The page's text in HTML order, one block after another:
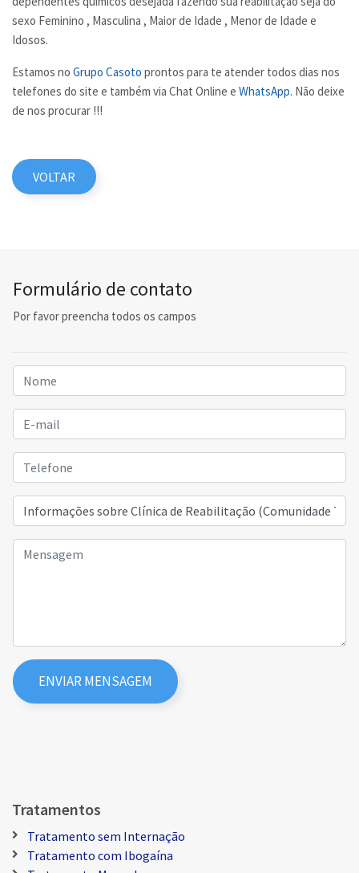
sexo Feminino , Masculina , Maior de Idade , Menor de Idade e
Idosos.
Estamos no Grupo Casoto prontos para te atender todos dias nos
telefones do site e também via Chat Online e WhatsApp. Não deixe
de nos procurar !!!
VOLTAR
Formulário de contato
Por favor preencha todos os campos
Tratamentos
Tratamento sem Internação
Tratamento com Ibogaína